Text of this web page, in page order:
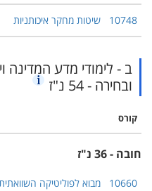
10748 שיטות מחקר איכותניות
ב - לימודי מדע המדינה
ובחירה - 54 נ"ז
קורס
חובה - 36 נ"ז
10660 מבוא לפוליטיקה